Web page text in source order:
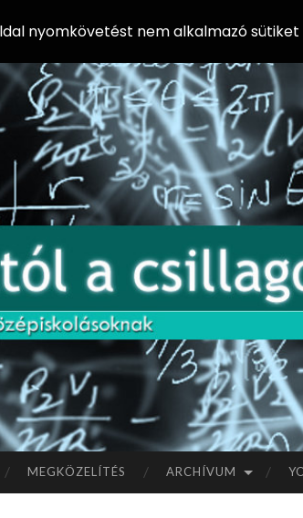
AZ
AT
OM
OK
TÓ
L A
Előadássorozat
középiskolásoknak
az ELTE
Természettudományi
Kar Fizikai
Intézetében
MEGKÖZELÍTÉS ARCHÍVUM
nyomkövetést nem alkalmazó sütiket